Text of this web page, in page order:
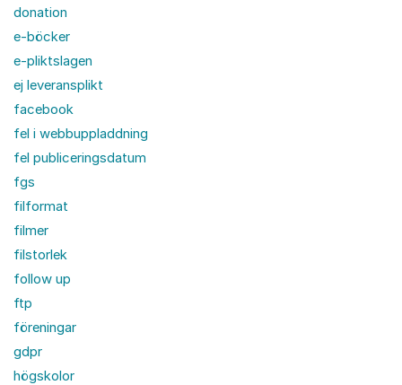
donation
e-böcker
e-pliktslagen
ej leveransplikt
facebook
fel i webbuppladdning
fel publiceringsdatum
fgs
filformat
filmer
filstorlek
follow up
ftp
föreningar
gdpr
högskolor